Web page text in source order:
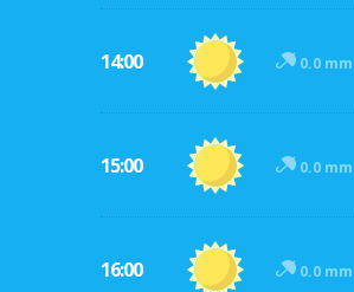
14:00 0.0 mm
15:00 0.0 mm
16:00 0.0 mm